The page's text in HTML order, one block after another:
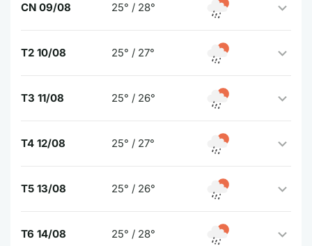
CN 09/08 25° / 28°
T2 10/08 25° / 27°
T3 11/08 25° / 26°
T4 12/08 25° / 27°
T5 13/08 25° / 26°
T6 14/08 25° / 28°